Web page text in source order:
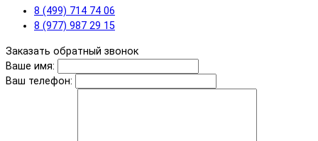
8 (499) 714 74 06
8 (977) 987 29 15
Заказать обратный звонок
Ваше имя:
Ваш телефон: